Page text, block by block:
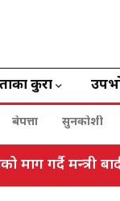
कुरा
बेपत्ता सुनकोशी
माग गर्दै मन्त्री